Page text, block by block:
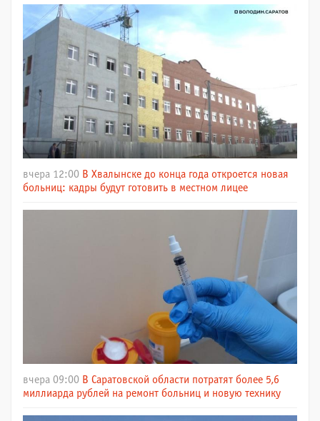
вчера 12:00 В Хвалынске до конца года откроется новая
больниц: кадры будут готовить в местном лицее
вчера 09:00 В Саратовской области потратят более 5,6
миллиарда рублей на ремонт больниц и новую технику